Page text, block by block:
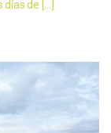
de […]